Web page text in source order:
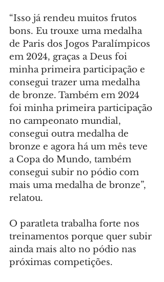
“Isso já rendeu muitos frutos
bons. Eu trouxe uma medalha
de Paris dos Jogos Paralímpicos
em 2024, graças a Deus foi
minha primeira participação e
consegui trazer uma medalha
de bronze. Também em 2024
foi minha primeira participação
no campeonato mundial,
consegui outra medalha de
bronze e agora há um mês teve
a Copa do Mundo, também
consegui subir no pódio com
mais uma medalha de bronze”,
relatou.
O paratleta trabalha forte nos
treinamentos porque quer subir
ainda mais alto no pódio nas
próximas competições.